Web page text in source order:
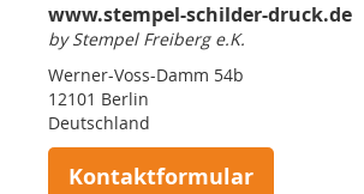
www.stempel-schilder-druck.de
by Stempel Freiberg e.K.
Werner-Voss-Damm 54b
12101 Berlin
Deutschland
Kontaktformular